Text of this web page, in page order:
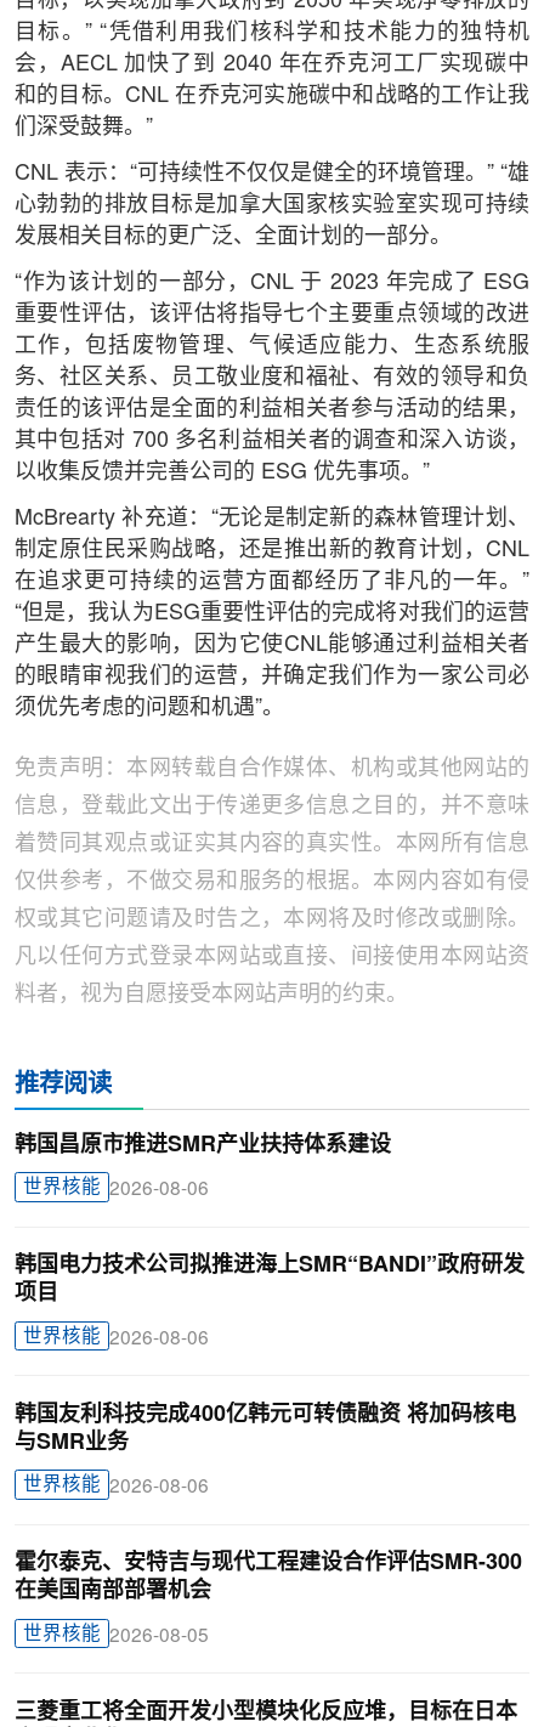
目标。” “凭借利用我们核科学和技术能力的独特机
会，AECL 加快了到 2040 年在乔克河工厂实现碳中
和的目标。CNL 在乔克河实施碳中和战略的工作让我
们深受鼓舞。”
CNL 表示：“可持续性不仅仅是健全的环境管理。” “雄
心勃勃的排放目标是加拿大国家核实验室实现可持续
发展相关目标的更广泛、全面计划的一部分。
“作为该计划的一部分，CNL 于 2023 年完成了 ESG
重要性评估，该评估将指导七个主要重点领域的改进
工作，包括废物管理、气候适应能力、生态系统服
务、社区关系、员工敬业度和福祉、有效的领导和负
责任的该评估是全面的利益相关者参与活动的结果，
其中包括对 700 多名利益相关者的调查和深入访谈，
以收集反馈并完善公司的 ESG 优先事项。”
McBrearty 补充道：“无论是制定新的森林管理计划、
制定原住民采购战略，还是推出新的教育计划，CNL
在追求更可持续的运营方面都经历了非凡的一年。”
“但是，我认为ESG重要性评估的完成将对我们的运营
产生最大的影响，因为它使CNL能够通过利益相关者
的眼睛审视我们的运营，并确定我们作为一家公司必
须优先考虑的问题和机遇”。
免责声明：本网转载自合作媒体、机构或其他网站的
信息，登载此文出于传递更多信息之目的，并不意味
着赞同其观点或证实其内容的真实性。本网所有信息
仅供参考，不做交易和服务的根据。本网内容如有侵
权或其它问题请及时告之，本网将及时修改或删除。
凡以任何方式登录本网站或直接、间接使用本网站资
料者，视为自愿接受本网站声明的约束。
推荐阅读
韩国昌原市推进SMR产业扶持体系建设
世界核能 2026-08-06
韩国电力技术公司拟推进海上SMR“BANDI”政府研发
项目
世界核能 2026-08-06
韩国友利科技完成400亿韩元可转债融资 将加码核电
与SMR业务
世界核能 2026-08-06
霍尔泰克、安特吉与现代工程建设合作评估SMR-300
在美国南部部署机会
世界核能 2026-08-05
三菱重工将全面开发小型模块化反应堆，目标在日本